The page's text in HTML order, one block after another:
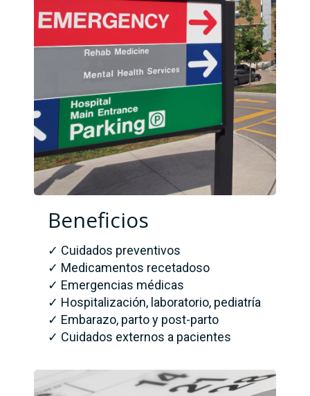
Beneficios
✓ Cuidados preventivos
✓ Medicamentos recetadoso
✓ Emergencias médicas
✓ Hospitalización, laboratorio, pediatría
✓ Embarazo, parto y post-parto
✓ Cuidados externos a pacientes